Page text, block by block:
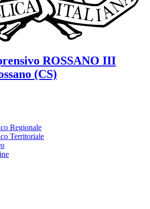
ROSSANO III
(CS)
Regionale
Territoriale